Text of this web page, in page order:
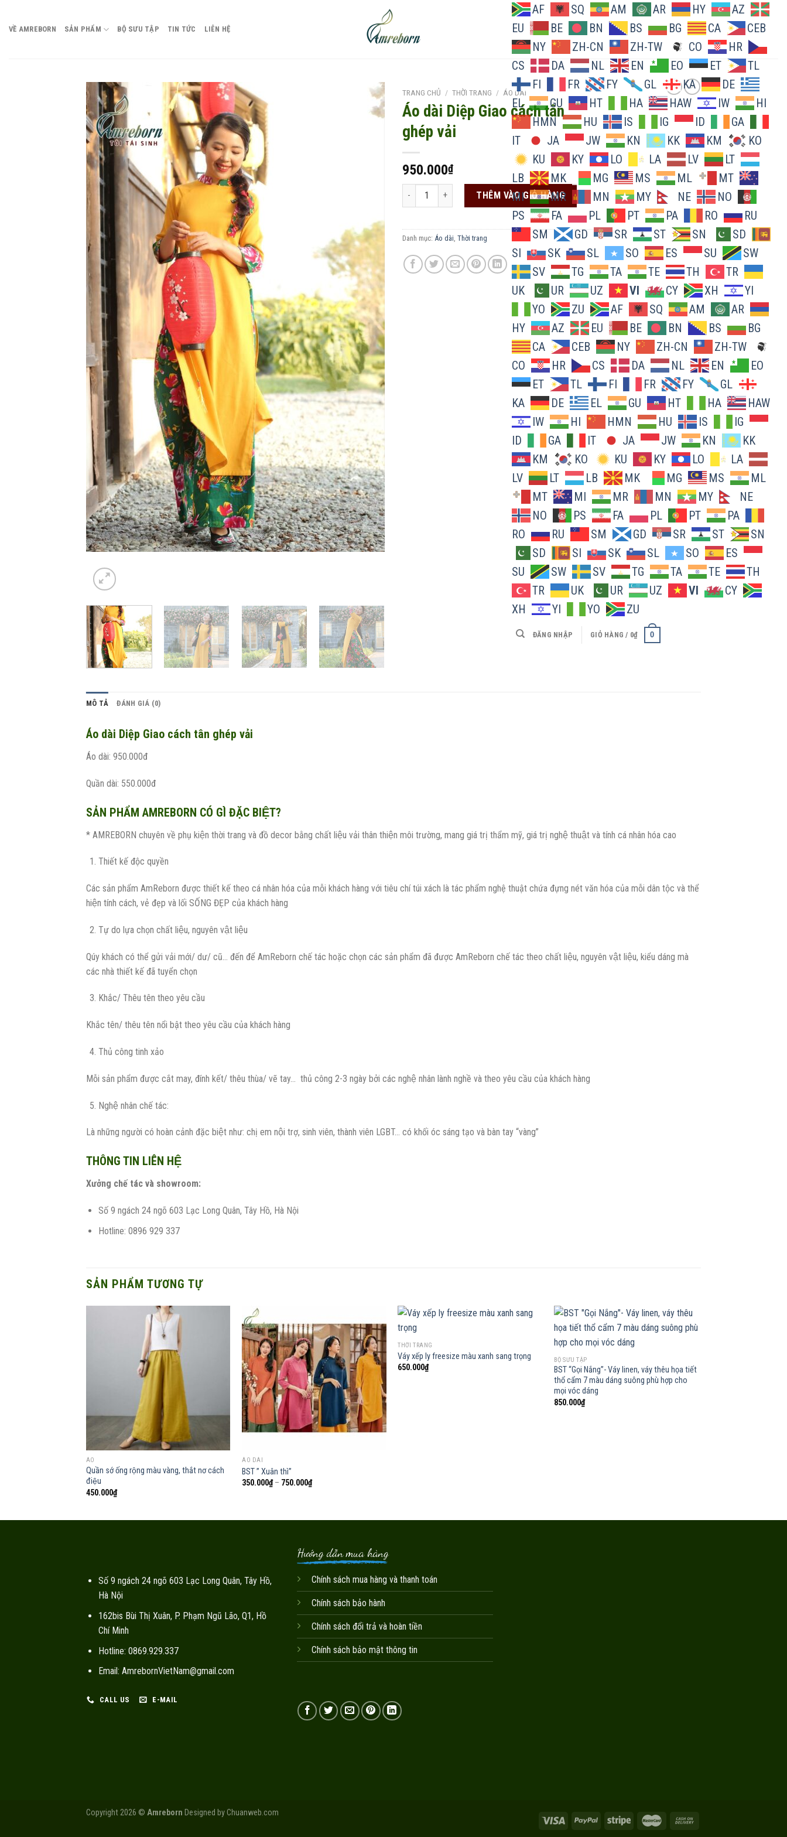
VỀ AMREBORN SẢN PHẨM BỘ SƯU TẬP TIN TỨC LIÊN HỆ
AF SQ AM AR HY
AZ
EU
BE BN BS BG CA
CEB
NY
ZH-CN ZH-TW CO
HR
CS
DA NL EN EO ET
TL
FI
FR FY GL KA
DE
EL
GU HT HA HAW IW
HI
HMN
HU IS IG ID
GA
IT
JA JW KN KK KM
KO
KU
KY LO LA LV
LT
LB
MK MG MS ML
MT
MI
MR MN MY NE
NO
PS
FA PL PT PA RO
RU
SM
GD SR ST SN
SD
SI
SK SL SO ES SU
SW
SV
TG TA TE TH
TR
UK
UR UZ VI CY XH
YI
YO
ZU AF SQ AM
AR
HY
AZ EU BE BN BS
BG
CA
CEB NY ZH-CN
ZH-TW
CO
HR CS DA NL EN
EO
ET
TL FI FR FY
GL
KA
DE EL GU HT HA
HAW
IW
HI HMN HU IS
IG
ID
GA IT JA JW KN
KK
KM
KO KU KY LO
LA
LV
LT LB MK MG MS
ML
MT
MI MR MN MY
NE
NO
PS FA PL PT
PA
RO
RU SM GD SR ST
SN
SD
SI SK SL SO
ES
SU
SW SV TG TA TE
TH
TR
UK UR UZ VI
CY
XH
YI YO ZU
ĐĂNG NHẬP GIỎ HÀNG / 0₫ 0
TRANG CHỦ / THỜI TRANG / ÁO DÀI
Áo dài Diệp Giao cách tân
ghép vải
950.000₫
Áo dài Diệp Giao cách tân ghép vải số lượng
THÊM VÀO GIỎ HÀNG
Danh mục: Áo dài Thời trang
MÔ TẢ ĐÁNH GIÁ (0)
Áo dài Diệp Giao cách tân ghép vải
Áo dài: 950.000đ
Quần dài: 550.000đ
SẢN PHẨM AMREBORN CÓ GÌ ĐẶC BIỆT?
* AMREBORN chuyên về phụ kiện thời trang và đồ decor bằng chất liệu vải thân thiện môi trường, mang giá trị thẩm mỹ, giá trị nghệ thuật và tính cá nhân hóa cao
Thiết kế độc quyền
Các sản phẩm AmReborn được thiết kế theo cá nhân hóa của mỗi khách hàng với tiêu chí túi xách là tác phẩm nghệ thuật chứa đựng nét văn hóa của mỗi dân tộc và thể
hiện tính cách, vẻ đẹp và lối SỐNG ĐẸP của khách hàng
Tự do lựa chọn chất liệu, nguyên vật liệu
Qúy khách có thể gửi vải mới/ dư/ cũ… đến để AmReborn chế tác hoặc chọn các sản phẩm đã được AmReborn chế tác theo chất liệu, nguyên vật liệu, kiểu dáng mà
các nhà thiết kế đã tuyển chọn
Khắc/ Thêu tên theo yêu cầu
Khắc tên/ thêu tên nổi bật theo yêu cầu của khách hàng
Thủ công tinh xảo
Mỗi sản phẩm được cắt may, đính kết/ thêu thùa/ vẽ tay… thủ công 2-3 ngày bởi các nghệ nhân lành nghề và theo yêu cầu của khách hàng
Nghệ nhân chế tác:
Là những người có hoàn cảnh đặc biệt như: chị em nội trợ, sinh viên, thành viên LGBT… có khối óc sáng tạo và bàn tay “vàng”
THÔNG TIN LIÊN HỆ
Xưởng chế tác và showroom:
Số 9 ngách 24 ngõ 603 Lạc Long Quân, Tây Hồ, Hà Nội
Hotline: 0896 929 337
SẢN PHẨM TƯƠNG TỰ
ÁO
Quần sớ ống rộng màu vàng, thắt nơ cách
điệu
450.000₫
Add to
wishlist
ÁO DÀI
BST ” Xuân thì”
350.000₫ – 750.000₫Khoảng
giá:
750.000₫
Add to
THỜI TRANG
Váy xếp ly freesize màu xanh sang trọng
650.000₫
wishlist
BỘ SƯU TẬP
BST “Gọi Nắng”- Váy linen, váy thêu họa tiết
thổ cẩm 7 màu dáng suông phù hợp cho
mọi vóc dáng
850.000₫
Số 9 ngách 24 ngõ 603 Lạc Long Quân, Tây Hồ,
Hà Nội
162bis Bùi Thị Xuân, P. Phạm Ngũ Lão, Q1, Hồ
Chí Minh
Hotline: 0869.929.337
Email: AmrebornVietNam@gmail.com
CALL US E-MAIL
Hướng dẫn mua hàng
Chính sách mua hàng và thanh toán
Chính sách bảo hành
Chính sách đổi trả và hoàn tiền
Chính sách bảo mật thông tin
Copyright 2026 © Amreborn Designed byChuanweb.com